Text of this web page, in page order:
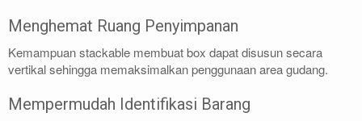
Menghemat Ruang Penyimpanan
Kemampuan stackable membuat box dapat disusun secara
vertikal sehingga memaksimalkan penggunaan area gudang.
Mempermudah Identifikasi Barang